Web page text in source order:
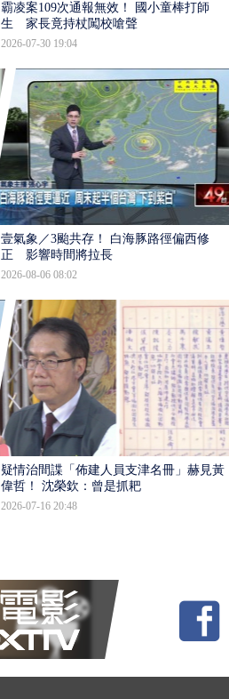
霸凌案109次通報無效！ 國小童棒打師
生 家長竟持杖闖校嗆聲
2026-07-30 19:04
壹氣象／3颱共存！ 白海豚路徑偏西修
正 影響時間將拉長
2026-08-06 08:02
疑情治間諜「佈建人員支津名冊」赫見黃
偉哲！ 沈榮欽：曾是抓耙
2026-07-16 20:48